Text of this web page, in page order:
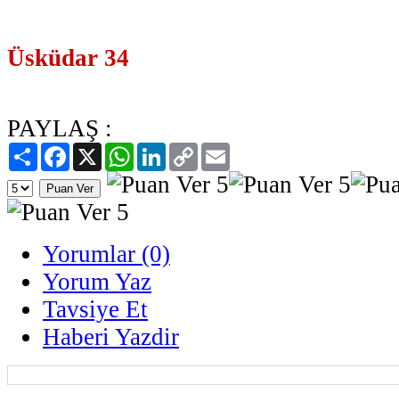
Üsküdar 34
PAYLAŞ :
PaylaşFacebook
X WhatsAppLinkedIn
Copy
Link
Yorumlar (0)
Yorum Yaz
Tavsiye Et
Haberi Yazdir